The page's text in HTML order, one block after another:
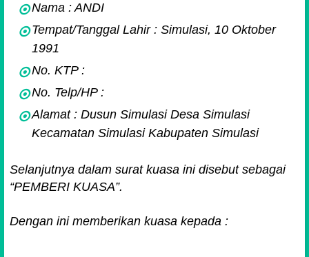
Nama : ANDI
Tempat/Tanggal Lahir : Simulasi, 10 Oktober
1991
No. KTP :
No. Telp/HP :
Alamat : Dusun Simulasi Desa Simulasi
Kecamatan Simulasi Kabupaten Simulasi
Selanjutnya dalam surat kuasa ini disebut sebagai
“PEMBERI KUASA”.
Dengan ini memberikan kuasa kepada :